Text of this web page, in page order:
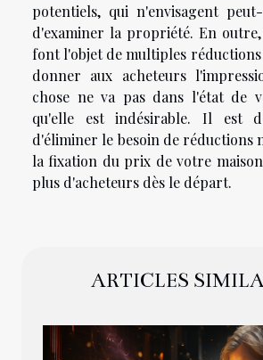
potentiels, qui n'envisagent
d'examiner la propriété. En outre,
font l'objet de multiples
donner aux acheteurs
chose ne va pas dans l'état de
qu'elle est indésirable. Il est
d'éliminer le besoin de réductions
la fixation du prix de votre
plus d'acheteurs dès le départ.
ARTICLES